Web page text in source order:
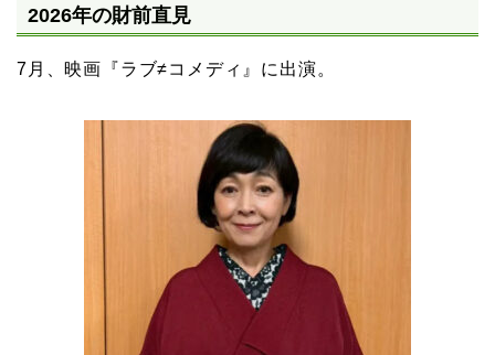
2026年の財前直見
7月、映画『ラブ≠コメディ』に出演。